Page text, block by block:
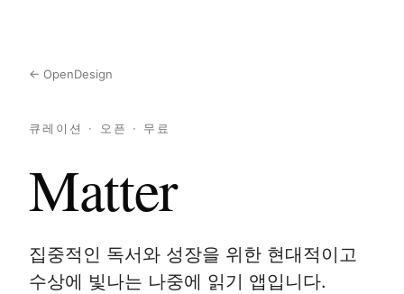
← OpenDesign
큐레이션 · 오픈 · 무료
Matter
집중적인 독서와 성장을 위한 현대적이고
수상에 빛나는 나중에 읽기 앱입니다.